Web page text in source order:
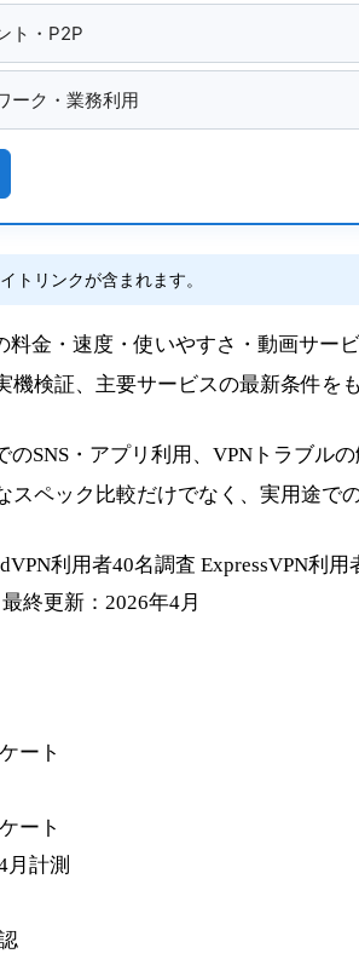
ト・P2P
ーク・業務利用
トリンクが含まれます。
料金・速度・使いやすさ・動画サー
機検証、主要サービスの最新条件を
SNS・アプリ利用、VPNトラブルの
スペック比較だけでなく、実用途で
利用者40名調査 ExpressVPN利用
最終更新：2026年4月
ート
ート
月計測